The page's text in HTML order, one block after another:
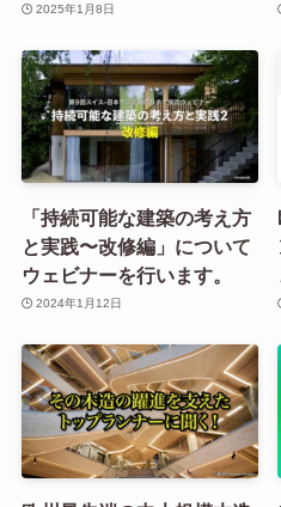
2025年1月8日
「持続可能な建築の考え方
と実践〜改修編」について
ウェビナーを行います。
2024年1月12日